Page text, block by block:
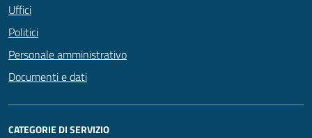
Uffici
Politici
Personale amministrativo
Documenti e dati
CATEGORIE DI SERVIZIO